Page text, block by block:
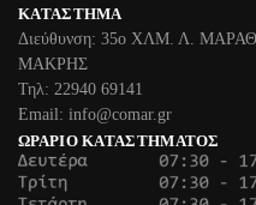
ΚΑΤΆΣΤΗΜΑ
Διεύθυνση: 35ο ΧΛΜ. Λ.
ΜΑΚΡΗΣ
Τηλ: 22940 69141
Email: info@comar.gr
ΩΡΆΡΙΟ ΚΑΤΑΣΤΉΜΑΤΟΣ